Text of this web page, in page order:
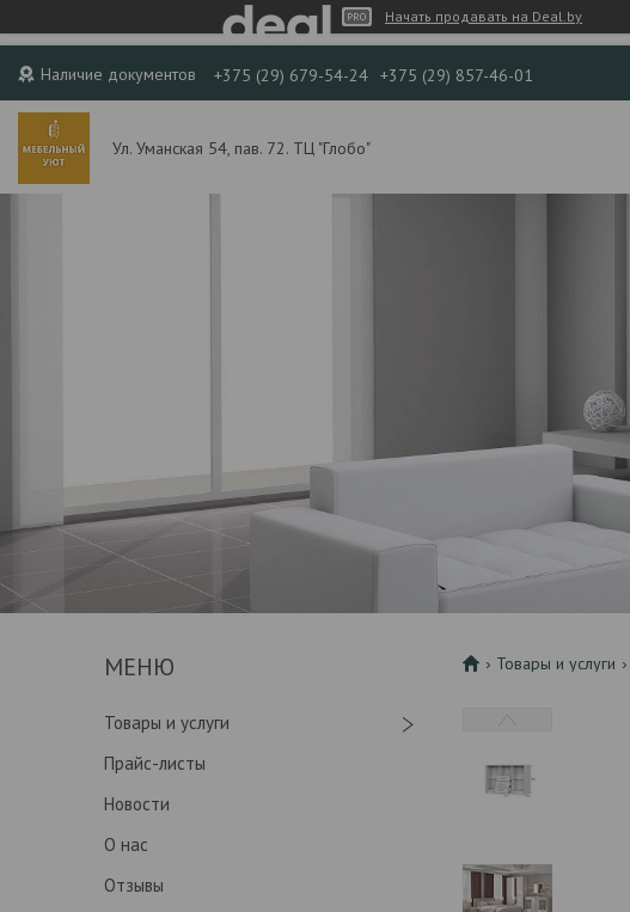
Начать продавать на Deal.by
Наличие документов +375 (29) 679-54-24 +375 (29) 857-46-01
Ул. Уманская 54, пав. 72. ТЦ "Глобо"
Товары и услуги
Прайс-листы
Новости
О нас
Отзывы
Товары и услуги